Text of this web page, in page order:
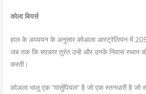
कोला बियर्स
हाल के अध्ययन के अनुसार कोआला आस्ट्रेलियन में
जब तक कि सरकार तुरंत उन्हें और उनके निवास स्थान की
करती।
कोअला भालू एक “मार्सुपियल” है जो एक स्तनधारी है जो